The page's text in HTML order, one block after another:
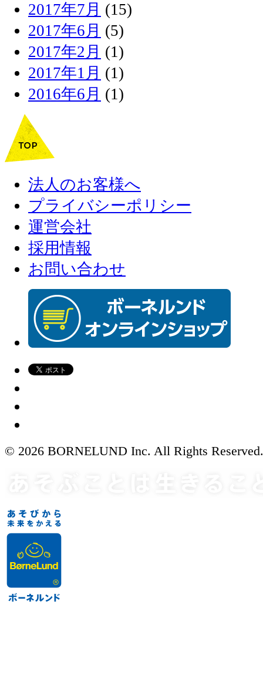
2017年7月 (15)
2017年6月 (5)
2017年2月 (1)
2017年1月 (1)
2016年6月 (1)
法人のお客様へ
プライバシーポリシー
運営会社
採用情報
お問い合わせ
© 2026 BORNELUND Inc. All Rights Reserved.